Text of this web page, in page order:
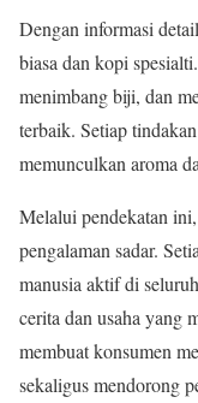
Dengan informasi
biasa dan kopi
menimbang biji, dan
terbaik. Setiap
memunculkan aroma
Melalui pendekatan ini,
pengalaman sadar.
manusia aktif di
cerita dan usaha yang
membuat konsumen
sekaligus mendorong